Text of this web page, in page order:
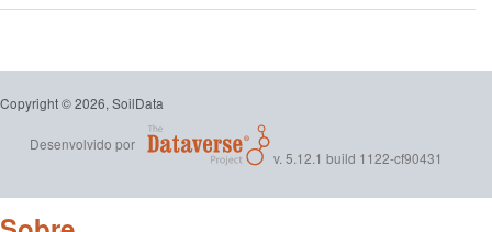
Copyright © 2026, SoilData
Desenvolvido por
v. 5.12.1 build 1122-cf90431